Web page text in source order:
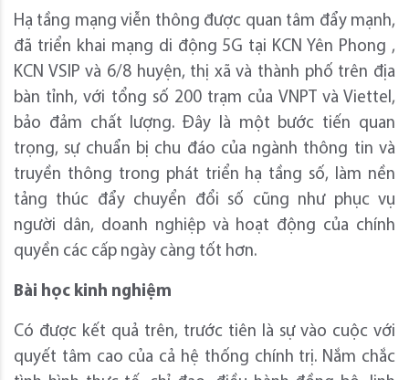
Hạ tầng mạng viễn thông được quan tâm đẩy mạnh,
đã triển khai mạng di động 5G tại KCN Yên Phong ,
KCN VSIP và 6/8 huyện, thị xã và thành phố trên địa
bàn tỉnh, với tổng số 200 trạm của VNPT và Viettel,
bảo đảm chất lượng. Đây là một bước tiến quan
trọng, sự chuẩn bị chu đáo của ngành thông tin và
truyền thông trong phát triển hạ tầng số, làm nền
tảng thúc đẩy chuyển đổi số cũng như phục vụ
người dân, doanh nghiệp và hoạt động của chính
quyền các cấp ngày càng tốt hơn.
Bài học kinh nghiệm
Có được kết quả trên, trước tiên là sự vào cuộc với
quyết tâm cao của cả hệ thống chính trị. Nắm chắc